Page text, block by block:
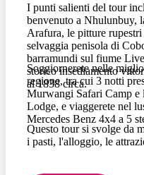
I punti salienti del tour
benvenuto a Nhulunbuy,
Arafura, le pitture
selvaggia penisola di
barramundi sul fiume
storico insediamento
al 1838 circa.
Soggiornerete nelle
regione, tra cui 3 notti
Murwangi Safari Camp
Lodge, e viaggerete nel
Mercedes Benz 4x4 a 5
Questo tour si svolge da
i pasti, l'alloggio, le